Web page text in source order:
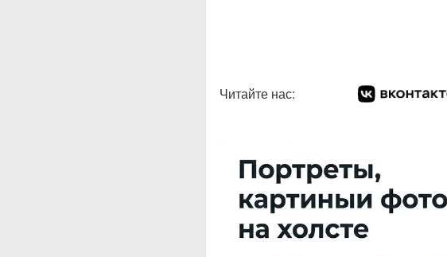
Читайте нас: